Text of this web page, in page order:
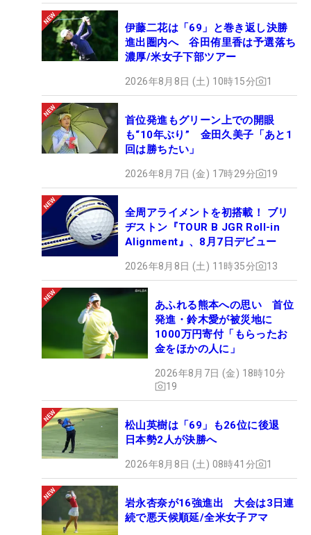
伊藤二花は「69」と巻き返し決勝
進出圏内へ 谷田侑里香は予選落ち
濃厚/米女子下部ツアー
2026年8月8日 (土) 10時15分 1
首位発進もグリーン上での開眼
も“10年ぶり” 金田久美子「あと1
回は勝ちたい」
2026年8月7日 (金) 17時29分 19
全周アライメントを初搭載！ ブリ
ヂストン『TOUR B JGR Roll-in
Alignment』、8月7日デビュー
2026年8月8日 (土) 11時35分 13
あふれる熊本への思い 首位
発進・鈴木愛が被災地に
1000万円寄付「もらったお
金をほかの人に」
2026年8月7日 (金) 18時10分
19
松山英樹は「69」も26位に後退
日本勢2人が決勝へ
2026年8月8日 (土) 08時41分 1
岩永杏奈が16強進出 大会は3日連
続で悪天候順延/全米女子アマ